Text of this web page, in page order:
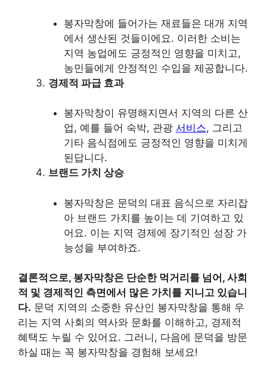
봉자막창에 들어가는 재료들은 대개 지역
에서 생산된 것들이에요. 이러한 소비는
지역 농업에도 긍정적인 영향을 미치고,
농민들에게 안정적인 수입을 제공합니다.
경제적 파급 효과
봉자막창이 유명해지면서 지역의 다른 산
업, 예를 들어 숙박, 관광 서비스, 그리고
기타 음식점에도 긍정적인 영향을 미치게
된답니다.
브랜드 가치 상승
봉자막창은 문덕의 대표 음식으로 자리잡
아 브랜드 가치를 높이는 데 기여하고 있
어요. 이는 지역 경제에 장기적인 성장 가
능성을 부여하죠.
결론적으로, 봉자막창은 단순한 먹거리를 넘어, 사회
적 및 경제적인 측면에서 많은 가치를 지니고 있습니
다. 문덕 지역의 소중한 유산인 봉자막창을 통해 우
리는 지역 사회의 역사와 문화를 이해하고, 경제적
혜택도 누릴 수 있어요. 그러니, 다음에 문덕을 방문
하실 때는 꼭 봉자막창을 경험해 보세요!